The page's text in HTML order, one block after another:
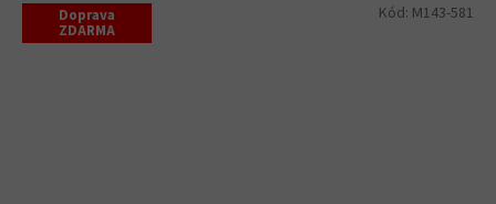
Doprava
ZDARMA
Kód: M143-581